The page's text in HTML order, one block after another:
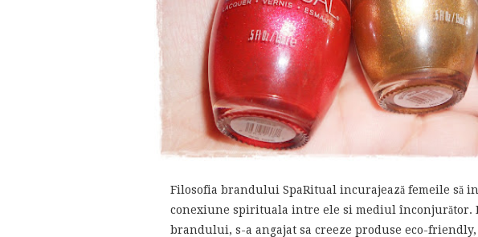
Filosofia brandului SpaRitual incurajează femeile să
conexiune spirituala intre ele si mediul înconjurător.
brandului, s-a angajat sa creeze produse eco-